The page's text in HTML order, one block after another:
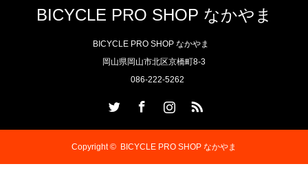
BICYCLE PRO SHOP なかやま
BICYCLE PRO SHOP なかやま
岡山県岡山市北区京橋町8-3
086-222-5262
Copyright © BICYCLE PRO SHOP なかやま